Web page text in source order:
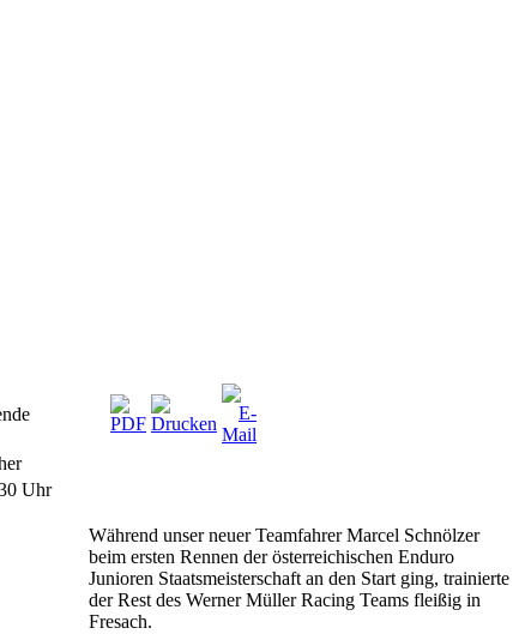
Uhr
Während unser neuer Teamfahrer Marcel Schnölzer
beim ersten Rennen der österreichischen Enduro
Junioren Staatsmeisterschaft an den Start ging, trainierte
der Rest des Werner Müller Racing Teams fleißig in
Fresach.